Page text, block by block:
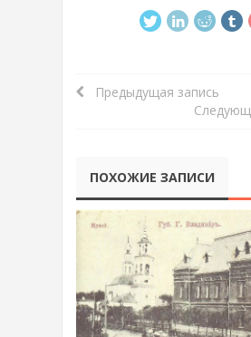
Предыдущая запись
ПОХОЖИЕ ЗАПИСИ